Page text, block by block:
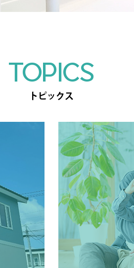
TOPICS
トピックス